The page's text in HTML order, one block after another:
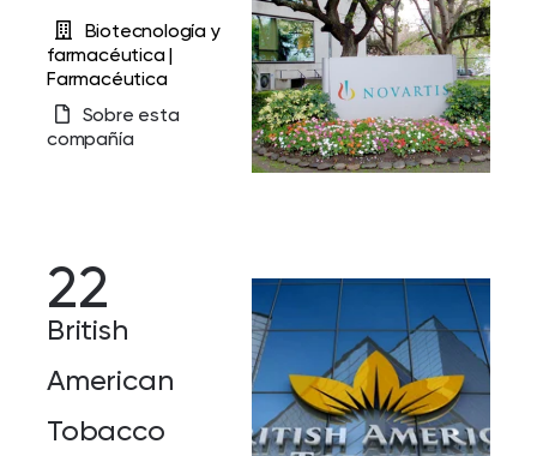
Biotecnología y
farmacéutica |
Farmacéutica
Sobre esta
compañía
22
British
American
Tobacco